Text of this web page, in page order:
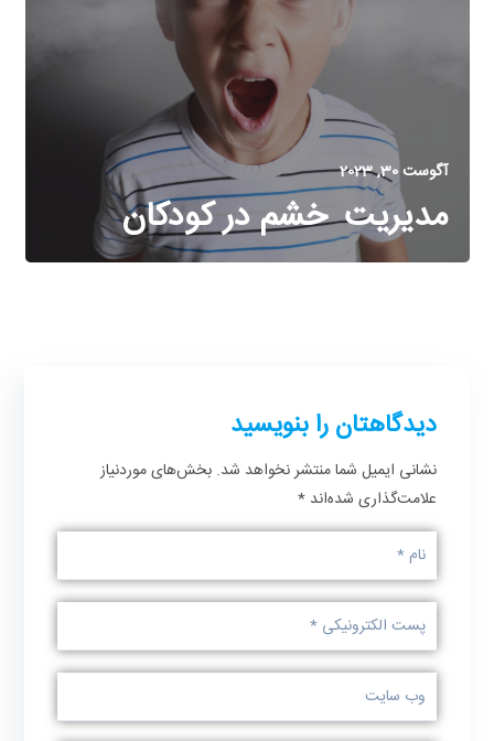
آگوست 30, 2023
مدیریت خشم در کودکان
دیدگاهتان را بنویسید
نشانی ایمیل شما منتشر نخواهد شد. بخش‌های موردنیاز
علامت‌گذاری شده‌اند*